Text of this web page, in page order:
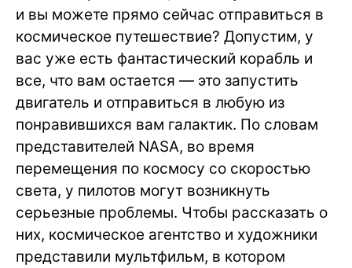
и вы можете прямо сейчас отправиться в
космическое путешествие? Допустим, у
вас уже есть фантастический корабль и
все, что вам остается — это запустить
двигатель и отправиться в любую из
понравившихся вам галактик. По словам
представителей NASA, во время
перемещения по космосу со скоростью
света, у пилотов могут возникнуть
серьезные проблемы. Чтобы рассказать о
них, космическое агентство и художники
представили мультфильм, в котором